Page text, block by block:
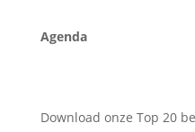
Agenda
Download onze Top 20